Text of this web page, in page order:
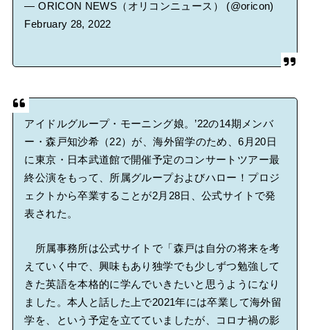
— ORICON NEWS（オリコンニュース） (@oricon)
February 28, 2022
アイドルグループ・モーニング娘。’22の14期メンバ
ー・森戸知沙希（22）が、海外留学のため、6月20日
に東京・日本武道館で開催予定のコンサートツアー最
終公演をもって、所属グループおよびハロー！プロジ
ェクトから卒業することが2月28日、公式サイトで発
表された。
所属事務所は公式サイトで「森戸は自分の将来を考
えていく中で、興味もあり独学でも少しずつ勉強して
きた英語を本格的に学んでいきたいと思うようになり
ました。本人と話した上で2021年には卒業して海外留
学を、という予定を立てていましたが、コロナ禍の影